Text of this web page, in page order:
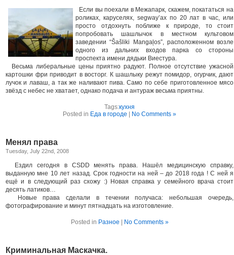
Если вы поехали в Межапарк, скажем, покататься на
роликах, каруселях, segway’ах по 20 лат в час, или
просто отдохнуть поближе к природе, то стоит
попробовать шашлычок в местном культовом
заведении “Šašliki Mangaļos”, расположенном возле
одного из дальних входов парка со стороны
проспекта имени дядьки Виестура.
Весьма либеральные цены приятно радуют. Полное отсутствие ужасной
картошки фри приводит в восторг. К шашлыку режут помидор, огурчик, дают
лучок и лаваш, а так же наливают пива. Само по себе приготовленное мясо
звёзд с небес не хватает, однако подача и антураж весьма приятны.
Tags:кухня
Posted in Еда в городе No Comments »
Менял права
Tuesday, July 22nd, 2008
Ездил сегодня в CSDD менять права. Нашёл медицинскую справку,
выданную мне 10 лет назад. Срок годности на ней – до 2018 года ! С ней я
ещё и в следующий раз схожу :) Новая справка у семейного врача стоит
десять латиков…
Новые права сделали в течении получаса: небольшая очередь,
фотографирование и минут пятнадцать на изготовление.
Posted in Разное No Comments »
Криминальная Маскачка.